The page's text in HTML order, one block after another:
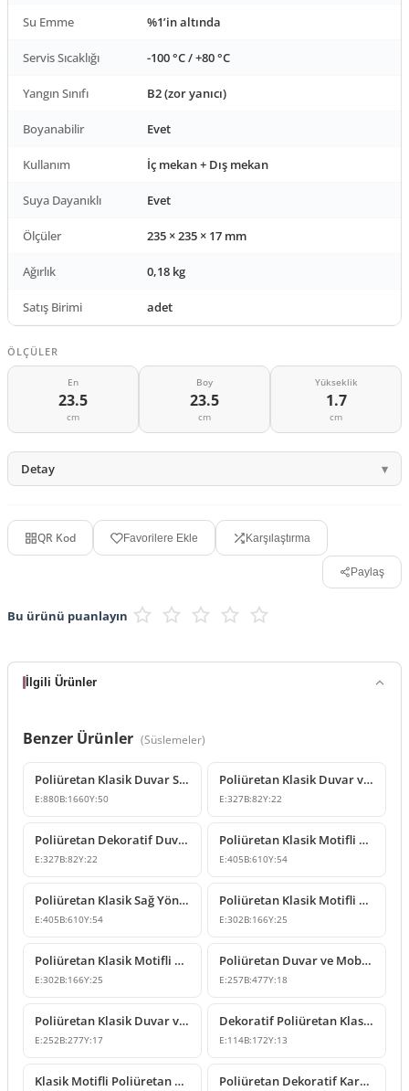
Su Emme %1’in altında
Servis Sıcaklığı -100 °C / +80 °C
Yangın Sınıfı B2 (zor yanıcı)
Boyanabilir Evet
Kullanım İç mekan + Dış mekan
Suya Dayanıklı Evet
Ölçüler 235 × 235 × 17 mm
Ağırlık 0,18 kg
Satış Birimi adet
ÖLÇÜLER
En
23.5
cm
Boy
23.5
cm
Yükseklik
1.7
cm
Detay
QR Kod Favorilere Ekle Karşılaştırma
Paylaş
Bu ürünü puanlayın
İlgili Ürünler
Benzer Ürünler (Süslemeler)
Poliüretan Klasik Duvar Süsleme Modeli
E:880B:1660Y:50
Poliüretan Klasik Duvar ve Mobilya Süsleme Modelleri
E:327B:82Y:22
Poliüretan Dekoratif Duvar ve Mobilya Süsleme Modeli
E:327B:82Y:22
Poliüretan Klasik Motifli Duvar ve Mobilya Süsleme Modeli
E:405B:610Y:54
Poliüretan Klasik Sağ Yönlü Duvar Süsleme Motifi
E:405B:610Y:54
Poliüretan Klasik Motifli Duvar ve Mobilya Süsleme Modeli
E:302B:166Y:25
Poliüretan Klasik Motifli Duvar ve Mobilya Süsleme Modeli
E:302B:166Y:25
Poliüretan Duvar ve Mobilya Süsleme Modelleri
E:257B:477Y:18
Poliüretan Klasik Duvar ve Mobilya Süsleme Modeli
E:252B:277Y:17
Dekoratif Poliüretan Klasik Duvar ve Mobilya Süsleme Modeli
E:114B:172Y:13
Klasik Motifli Poliüretan Dekoratif Duvar Süsleme Modeli Poliüretan Dekoratif Kare Çiçek Motifli Süsleme Tasarımı